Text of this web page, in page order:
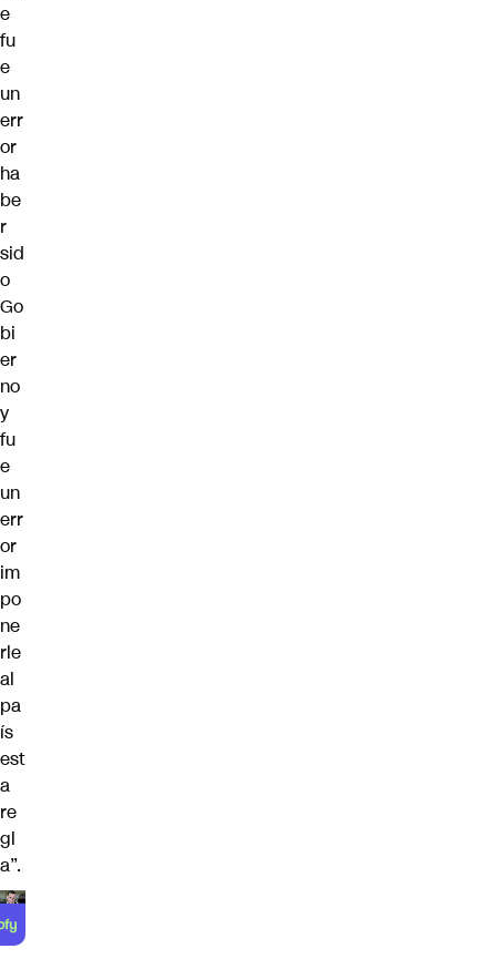
e
fu
e
un
err
or
ha
be
r
sid
o
Go
bi
er
no
y
fu
e
un
err
or
im
po
ne
rle
al
pa
ís
est
a
re
gl
a”.